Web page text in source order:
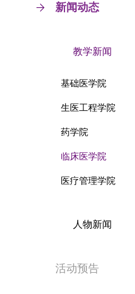
新闻动态
教学新闻
基础医学院
生医工程学院
药学院
临床医学院
医疗管理学院
人物新闻
活动预告